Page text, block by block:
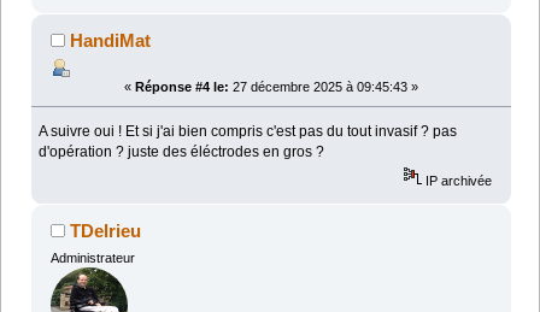
HandiMat
« Réponse #4 le: 27 décembre 2025 à 09:45:43 »
A suivre oui ! Et si j'ai bien compris c'est pas du tout invasif ? pas
d'opération ? juste des éléctrodes en gros ?
IP archivée
TDelrieu
Administrateur